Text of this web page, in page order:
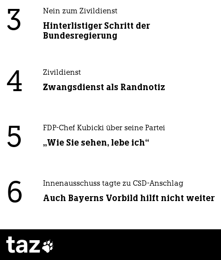
3 Nein zum Zivildienst
Hinterlistiger Schritt der
Bundesregierung
4 Zivildienst
Zwangsdienst als Randnotiz
5 FDP-Chef Kubicki über seine Partei
„Wie Sie sehen, lebe ich“
6 Innenausschuss tagte zu CSD-Anschlag
Auch Bayerns Vorbild hilft nicht weiter
taz